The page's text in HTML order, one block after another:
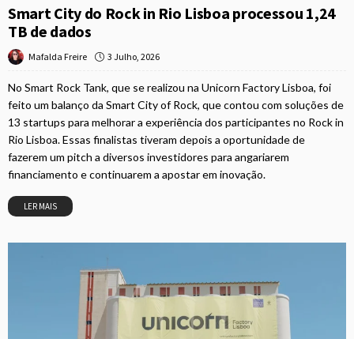
Smart City do Rock in Rio Lisboa processou 1,24
TB de dados
Mafalda Freire 3 Julho, 2026
No Smart Rock Tank, que se realizou na Unicorn Factory Lisboa, foi
feito um balanço da Smart City of Rock, que contou com soluções de
13 startups para melhorar a experiência dos participantes no Rock in
Rio Lisboa. Essas finalistas tiveram depois a oportunidade de
fazerem um pitch a diversos investidores para angariarem
financiamento e continuarem a apostar em inovação.
LER MAIS